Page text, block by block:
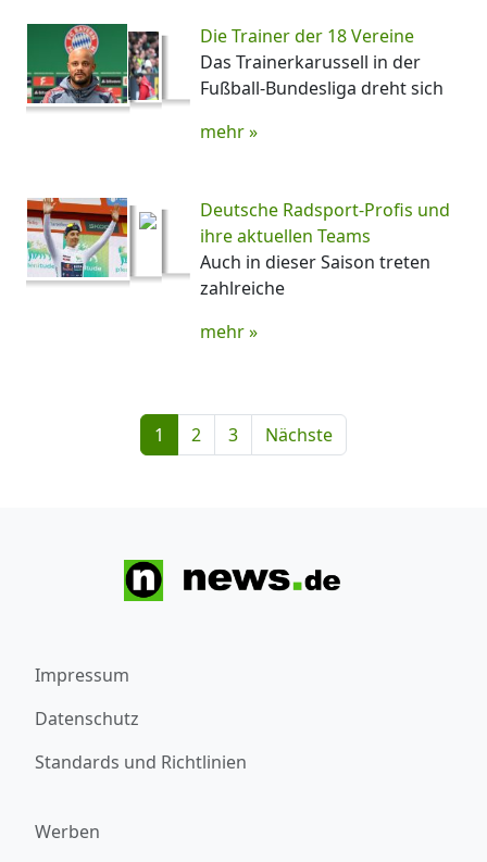
Die Trainer der 18 Vereine
Das Trainerkarussell in der
Fußball-Bundesliga dreht sich
mehr »
Deutsche Radsport-Profis und
ihre aktuellen Teams
Auch in dieser Saison treten
zahlreiche
mehr »
1 2 3 Nächste
Impressum
Datenschutz
Standards und Richtlinien
Werben